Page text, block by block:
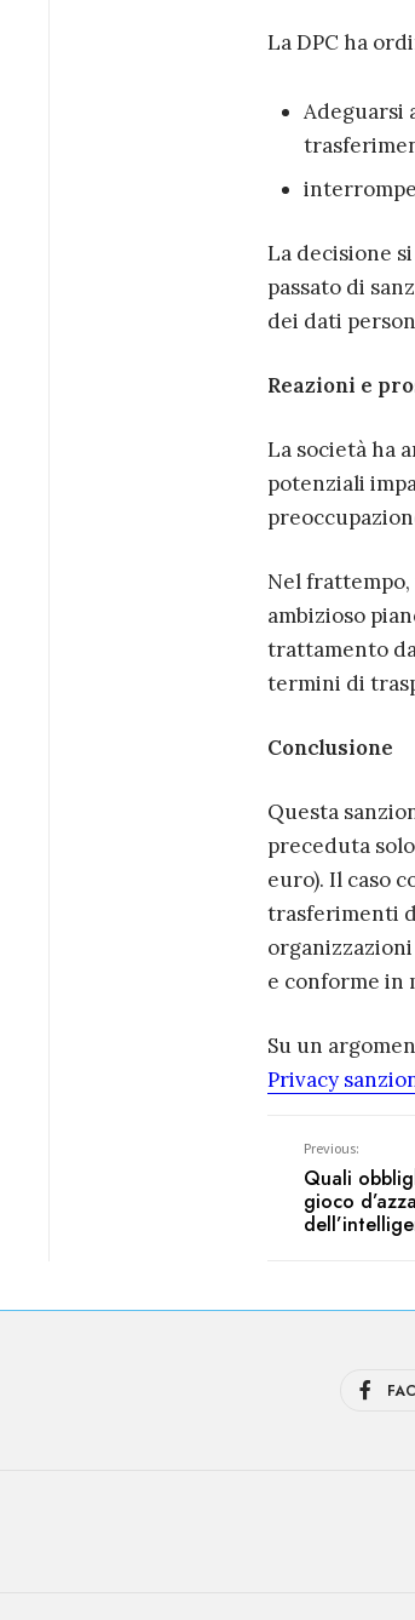
La DPC ha
Adeguarsi
La decisione
passato di
dei dati
Reazioni e
La società ha
potenziali
Nel
ambizioso
trattamento
termini di
Conclusione
Questa
preceduta
euro). Il caso
trasferimenti
e conforme in
Su un
Privacy
Previous:
Quali
gioco